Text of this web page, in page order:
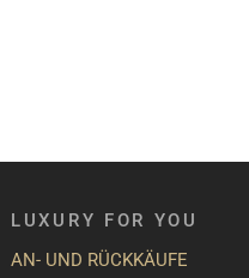
LUXURY FOR YOU
AN- UND RÜCKKÄUFE